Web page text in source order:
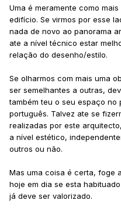
Uma é meramente como
edifício. Se virmos por esse
nada de novo ao panorama
ate a nível técnico estar
relação do desenho/estilo.
Se olharmos com mais uma
ser semelhantes a outras,
também teu o seu espaço no
português. Talvez ate se
realizadas por este
a nível estético,
outros ou não.
Mas uma coisa é certa, foge
hoje em dia se esta
já deve ser valorizado.